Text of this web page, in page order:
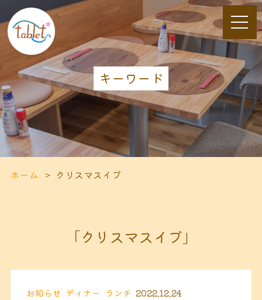
キーワード
ホーム クリスマスイブ
「クリスマスイブ」
お知らせ ディナー ランチ 2022.12.24